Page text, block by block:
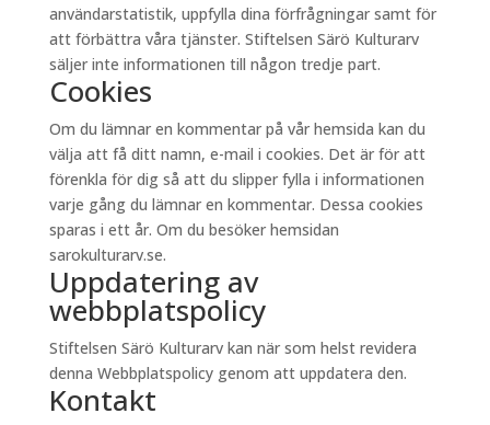
användarstatistik, uppfylla dina förfrågningar samt för
att förbättra våra tjänster. Stiftelsen Särö Kulturarv
säljer inte informationen till någon tredje part.
Cookies
Om du lämnar en kommentar på vår hemsida kan du
välja att få ditt namn, e-mail i cookies. Det är för att
förenkla för dig så att du slipper fylla i informationen
varje gång du lämnar en kommentar. Dessa cookies
sparas i ett år. Om du besöker hemsidan
sarokulturarv.se.
Uppdatering av
webbplatspolicy
Stiftelsen Särö Kulturarv kan när som helst revidera
denna Webbplatspolicy genom att uppdatera den.
Kontakt